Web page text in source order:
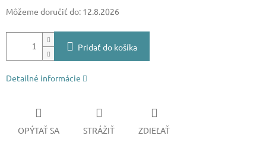
Môžeme doručiť do: 12.8.2026
Pridať do košíka
Detailné informácie
OPÝTAŤ SA STRÁŽIŤ ZDIEĽAŤ